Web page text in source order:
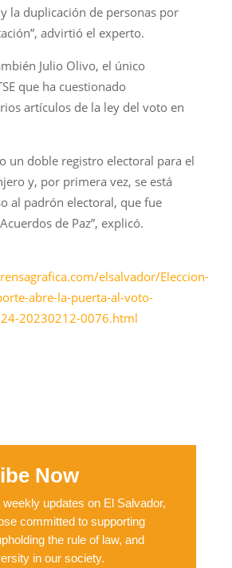
la duplicación de personas por
advirtió el experto.
Julio Olivo, el único
que ha cuestionado
artículos de la ley del voto en
un doble registro electoral para el
y, por primera vez, se está
al padrón electoral, que fue
de Paz”, explicó.
elsalvador/Eleccion-
abre-la-puerta-al-voto-
20230212-0076.html
Now
updates on El Salvador,
committed to supporting
the rule of law, and
in our society.